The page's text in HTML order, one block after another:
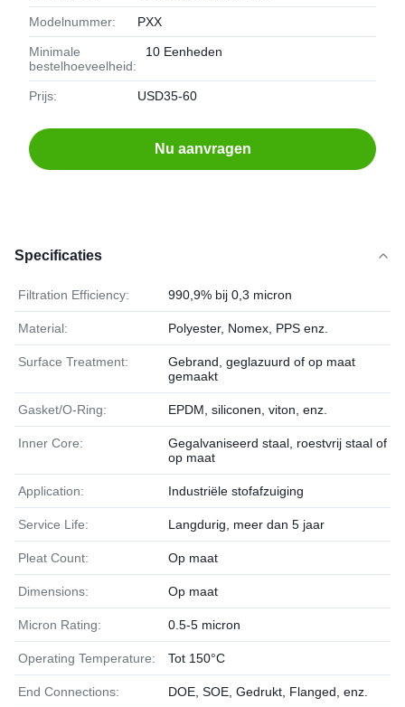
Modelnummer: PXX
Minimale
bestelhoeveelheid:
10 Eenheden
Prijs: USD35-60
Nu aanvragen
Specificaties
Filtration Efficiency: 990,9% bij 0,3 micron
Material: Polyester, Nomex, PPS enz.
Surface Treatment:
Gebrand, geglazuurd of op maat
gemaakt
Gasket/O-Ring: EPDM, siliconen, viton, enz.
Inner Core:
Gegalvaniseerd staal, roestvrij staal of
op maat
Application: Industriële stofafzuiging
Service Life: Langdurig, meer dan 5 jaar
Pleat Count: Op maat
Dimensions: Op maat
Micron Rating: 0.5-5 micron
Operating Temperature: Tot 150°C
End Connections: DOE, SOE, Gedrukt, Flanged, enz.